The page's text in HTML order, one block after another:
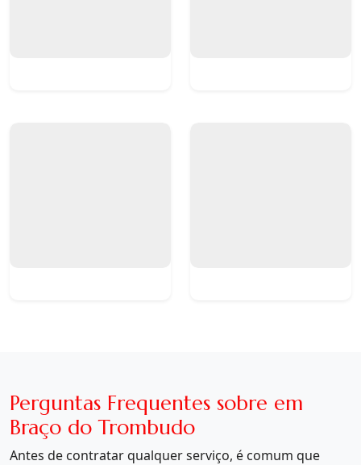
Perguntas Frequentes sobre em
Braço do Trombudo
Antes de contratar qualquer serviço, é comum que